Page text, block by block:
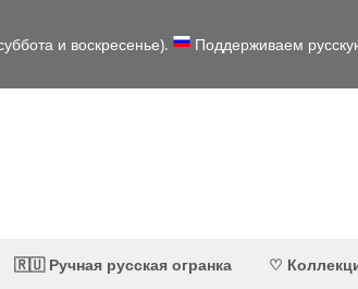
и воскресенье). Поддерживаем
🇷🇺 Ручная русская огранка ♡